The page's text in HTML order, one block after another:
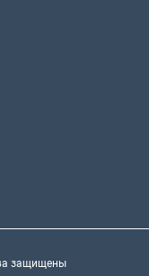
защищены